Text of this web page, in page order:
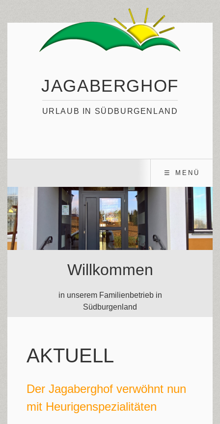
JAGABERGHOF
URLAUB IN SÜDBURGENLAND
☰ MENÜ
Willkommen
in unserem Familienbetrieb in
Südburgenland
AKTUELL
Der Jagaberghof verwöhnt nun
mit Heurigenspezialitäten